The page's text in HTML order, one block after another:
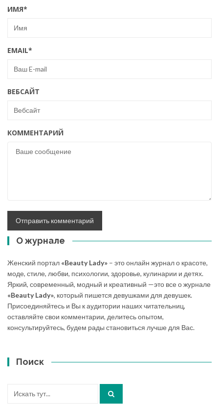
ИМЯ*
EMAIL*
ВЕБСАЙТ
КОММЕНТАРИЙ
О журнале
Женский портал «Beauty Lady» – это онлайн журнал о красоте,
моде, стиле, любви, психологии, здоровье, кулинарии и детях.
Яркий, современный, модный и креативный —это все о журнале
«Beauty Lady», который пишется девушками для девушек.
Присоединяйтесь и Вы к аудитории наших читательниц,
оставляйте свои комментарии, делитесь опытом,
консультируйтесь, будем рады становиться лучше для Вас.
Поиск